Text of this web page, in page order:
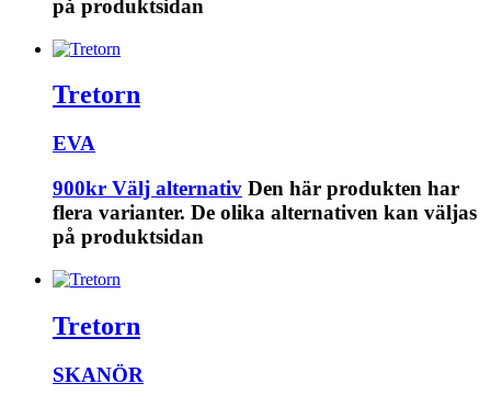
på produktsidan
Tretorn
EVA
900kr Välj alternativ Den här produkten har
flera varianter. De olika alternativen kan väljas
på produktsidan
Tretorn
SKANÖR